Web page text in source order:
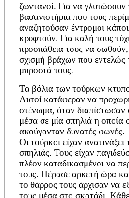
ζωντανοί. Για να γλυτώσουν
βασανιστήρια που τους
αναζητούσαν έντρομοι
κρυφτούν. Για καλή τους
προσπάθεια τους να
σχισμή βράχων που εντελώς
μπροστά τους.
Τα βόλια των τούρκων
Αυτοί κατάφεραν να
στένωμα, όταν διαπίστωσαν
μέσα σε μία σπηλιά η οποία
ακούγονταν δυνατές
Οι τούρκοι είχαν ανατινάξει
σπηλιάς. Τους είχαν
πλέον καταδικασμένοι να
τους. Πέρασε αρκετή ώρα
το θάρρος τους άρχισαν να
τους μέσα στο σκοτάδι.